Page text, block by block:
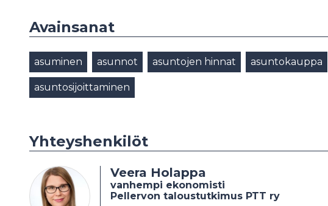
Avainsanat
asuminen asunnot asuntojen hinnat asuntokauppa
asuntosijoittaminen
Yhteyshenkilöt
Veera Holappa
vanhempi ekonomisti
Pellervon taloustutkimus PTT ry